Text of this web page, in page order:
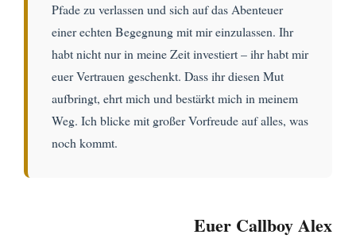
Pfade zu verlassen und sich auf das Abenteuer
einer echten Begegnung mit mir einzulassen. Ihr
habt nicht nur in meine Zeit investiert – ihr habt mir
euer Vertrauen geschenkt. Dass ihr diesen Mut
aufbringt, ehrt mich und bestärkt mich in meinem
Weg. Ich blicke mit großer Vorfreude auf alles, was
noch kommt.
Euer Callboy Alex